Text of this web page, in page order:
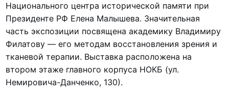
Национального центра исторической памяти при
Президенте РФ Елена Малышева. Значительная
часть экспозиции посвящена академику Владимиру
Филатову — его методам восстановления зрения и
тканевой терапии. Выставка расположена на
втором этаже главного корпуса НОКБ (ул.
Немировича-Данченко, 130).